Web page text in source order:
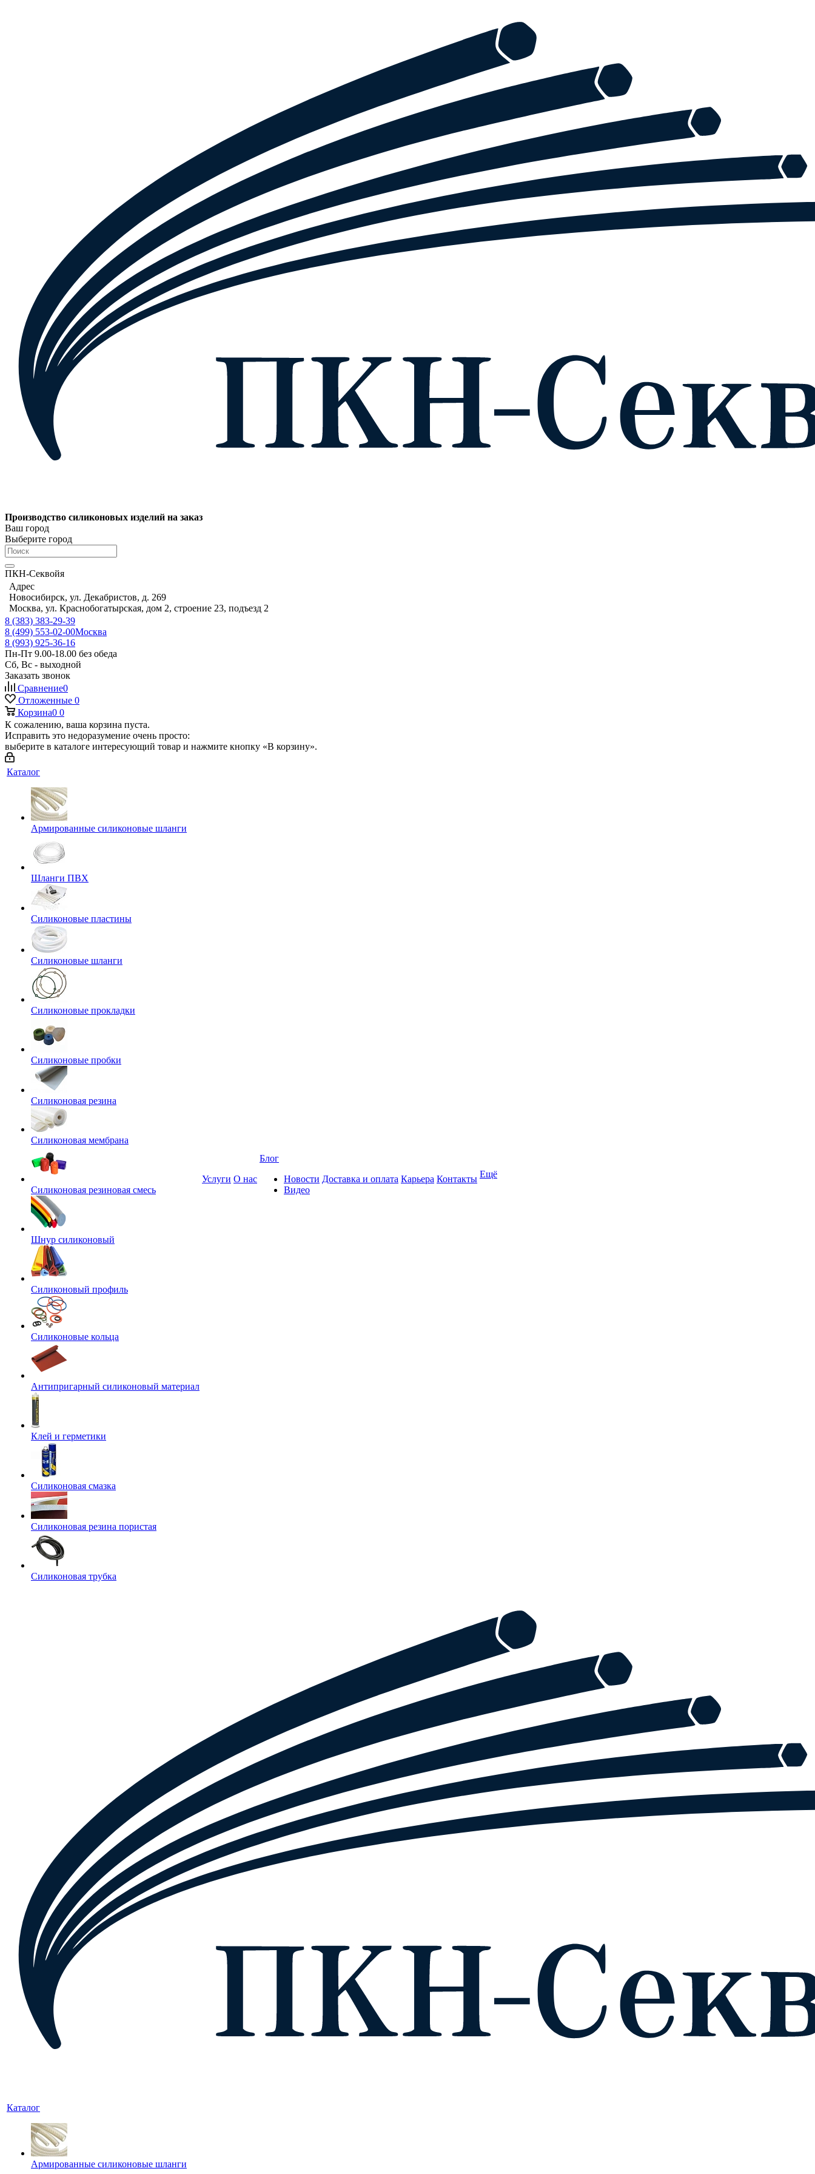
Производство силиконовых изделий на заказ
Ваш город
Выберите город
ПКН-Секвойя
Адрес
Новосибирск, ул. Декабристов, д. 269
Москва, ул. Краснобогатырская, дом 2, строение 23, подъезд 2
8 (383) 383-29-39
8 (499) 553-02-00Москва
8 (993) 925-36-16
Пн-Пт 9.00-18.00 без обеда
Сб, Вс - выходной
Заказать звонок
Сравнение0
Отложенные 0
Корзина0 0
К сожалению, ваша корзина пуста.
Исправить это недоразумение очень просто:
выберите в каталоге интересующий товар и нажмите кнопку «В корзину».
Каталог
Армированные силиконовые шланги
Шланги ПВХ
Силиконовые пластины
Силиконовые шланги
Силиконовые прокладки
Силиконовые пробки
Силиконовая резина
Силиконовая мембрана
Силиконовая резиновая смесь
Шнур силиконовый
Силиконовый профиль
Силиконовые кольца
Антипригарный силиконовый материал
Клей и герметики
Силиконовая смазка
Силиконовая резина пористая
Силиконовая трубка
Услуги О нас
Блог
Новости
Видео
Доставка и оплата Карьера Контакты Ещё
Каталог
Армированные силиконовые шланги